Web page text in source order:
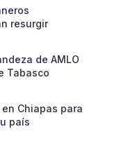
resurgir
de AMLO
Tabasco
Chiapas para
país